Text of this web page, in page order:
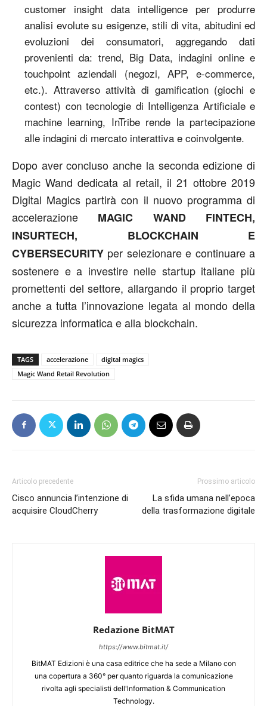
customer insight data intelligence per produrre
analisi evolute su esigenze, stili di vita, abitudini ed
evoluzioni dei consumatori, aggregando dati
provenienti da: trend, Big Data, indagini online e
touchpoint aziendali (negozi, APP, e-commerce,
etc.). Attraverso attività di gamification (giochi e
contest) con tecnologie di Intelligenza Artificiale e
machine learning, InTribe rende la partecipazione
alle indagini di mercato interattiva e coinvolgente.
Dopo aver concluso anche la seconda edizione di
Magic Wand dedicata al retail, il 21 ottobre 2019
Digital Magics partirà con il nuovo programma di
accelerazione MAGIC WAND FINTECH,
INSURTECH, BLOCKCHAIN E
CYBERSECURITY per selezionare e continuare a
sostenere e a investire nelle startup italiane più
promettenti del settore, allargando il proprio target
anche a tutta l’innovazione legata al mondo della
sicurezza informatica e alla blockchain.
TAGS accelerazione
digital magics
Magic Wand Retail Revolution
Articolo precedente
Cisco annuncia l’intenzione di
acquisire CloudCherry
Prossimo articolo
La sfida umana nell’epoca
della trasformazione digitale
Redazione BitMAT
https://www.bitmat.it/
BitMAT Edizioni è una casa editrice che ha sede a Milano con
una copertura a 360° per quanto riguarda la comunicazione
rivolta agli specialisti dell'lnformation & Communication
Technology.